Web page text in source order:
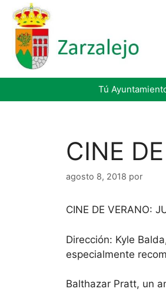
Tú
CINE
agosto 8, 2018 por
CINE DE VERANO:
Dirección: Kyle
especialmente
Balthazar Pratt, un